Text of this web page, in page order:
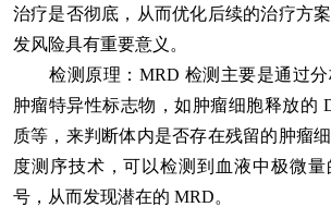
治疗是否彻底，从而优化后续的治疗方
发风险具有重要意义。
检测原理 ：MRD 检测主要是通过
肿瘤特异性标志物，如肿瘤细胞释放的
质等，来判断体内是否存在残留的肿瘤
度测序技术，可以检测到血液中极微
号，从而发现潜在的 MRD。